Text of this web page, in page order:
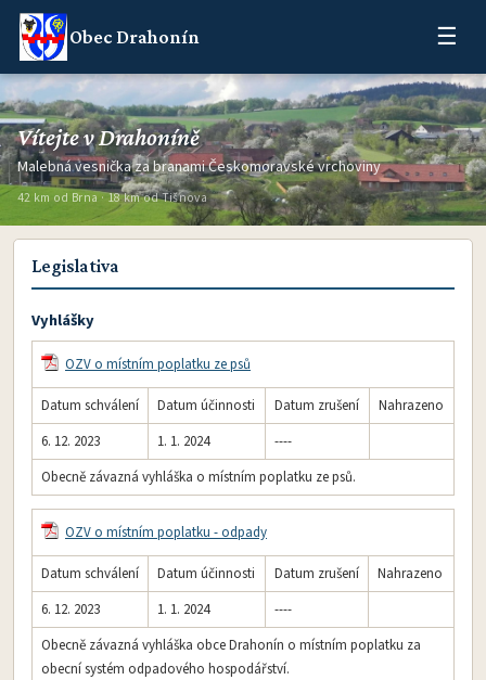
Obec Drahonín ☰
Vítejte v Drahoníně
Malebná vesnička za branami Českomoravské vrchoviny
42 km od Brna · 18 km od Tišnova
Legislativa
Vyhlášky
OZV o místním poplatku ze psů
Datum schválení Datum účinnosti Datum zrušení
Nahrazeno
6. 12. 2023
1. 1. 2024
----
Obecně závazná vyhláška o místním poplatku ze psů.
OZV o místním poplatku - odpady
Datum schválení Datum účinnosti Datum zrušení
Nahrazeno
6. 12. 2023
1. 1. 2024
----
Obecně závazná vyhláška obce Drahonín o místním poplatku za
obecní systém odpadového hospodářství.